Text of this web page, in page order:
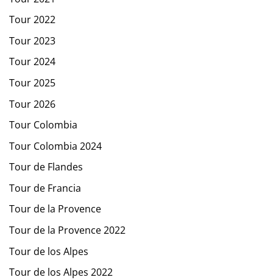
Tour 2022
Tour 2023
Tour 2024
Tour 2025
Tour 2026
Tour Colombia
Tour Colombia 2024
Tour de Flandes
Tour de Francia
Tour de la Provence
Tour de la Provence 2022
Tour de los Alpes
Tour de los Alpes 2022